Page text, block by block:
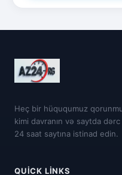
Heç bir hüququmuz
kimi davranın və saytda
24 saat saytına istinad edin.
QUICK LINKS